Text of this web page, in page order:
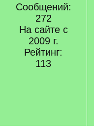
Сообщений:
272
На сайте с
2009 г.
Рейтинг:
113